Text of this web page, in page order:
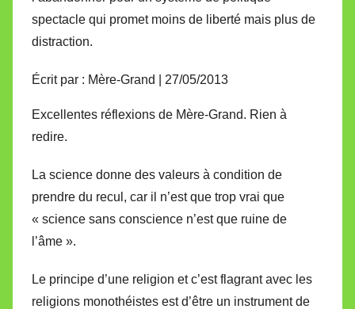
spectacle qui promet moins de liberté mais plus de
distraction.
Écrit par : Mère-Grand | 27/05/2013
Excellentes réflexions de Mère-Grand. Rien à
redire.
La science donne des valeurs à condition de
prendre du recul, car il n’est que trop vrai que
« science sans conscience n’est que ruine de
l’âme ».
Le principe d’une religion et c’est flagrant avec les
religions monothéistes est d’être un instrument de